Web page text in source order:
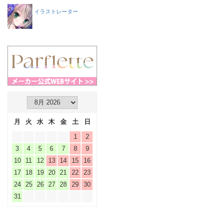
イラストレーター
月 火 水 木 金 土
日
1
2
3
4 5 6 7 8
9
10
11 12 13 14 15
16
17
18 19 20 21 22
23
24
25 26 27 28 29
30
31